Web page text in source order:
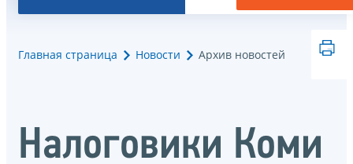
Главная страница Новости Архив новостей
Налоговики Коми